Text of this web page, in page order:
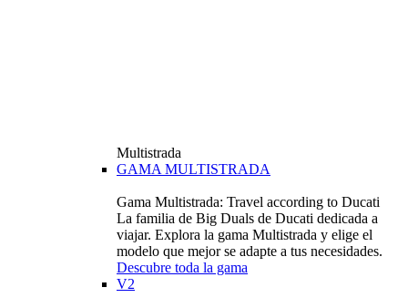
Multistrada
GAMA MULTISTRADA
Gama Multistrada: Travel according to Ducati
La familia de Big Duals de Ducati dedicada a
viajar. Explora la gama Multistrada y elige el
modelo que mejor se adapte a tus necesidades.
Descubre toda la gama
V2